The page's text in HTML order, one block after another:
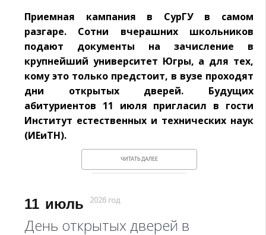
Приемная кампания в СурГУ в самом
разгаре. Сотни вчерашних школьников
подают документы на зачисление в
крупнейший университет Югры, а для тех,
кому это только предстоит, в вузе проходят
дни открытых дверей. Будущих
абитуриентов 11 июля пригласил в гости
Институт естественных и технических наук
(ИЕиТН).
ЧИТАТЬ ДАЛЕЕ
11 июль 2026 год
День открытых дверей в